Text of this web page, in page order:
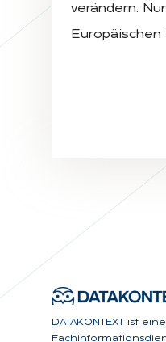
verändern.
DATAKONTEXT ist